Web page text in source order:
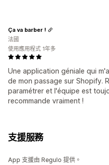
Une application géniale qui
de mon passage sur Shopify.
paramétrer et l'équipe est
recommande vraiment !
Ça va barber !
法國
使用應用程式 1年多
支援服務
App 支援由 Regulo 提供。